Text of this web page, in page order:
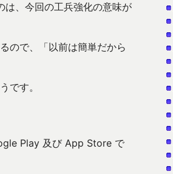
は、今回の工兵強化の意味が
ので、「以前は簡単だから
です。
Play 及び App Store で